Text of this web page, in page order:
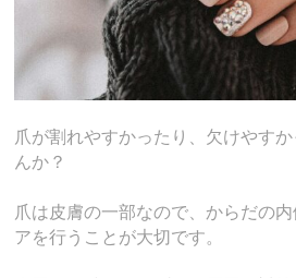
爪が割れやすかったり、欠けやす
んか？
爪は皮膚の一部なので、からだの
アを行うことが大切です。